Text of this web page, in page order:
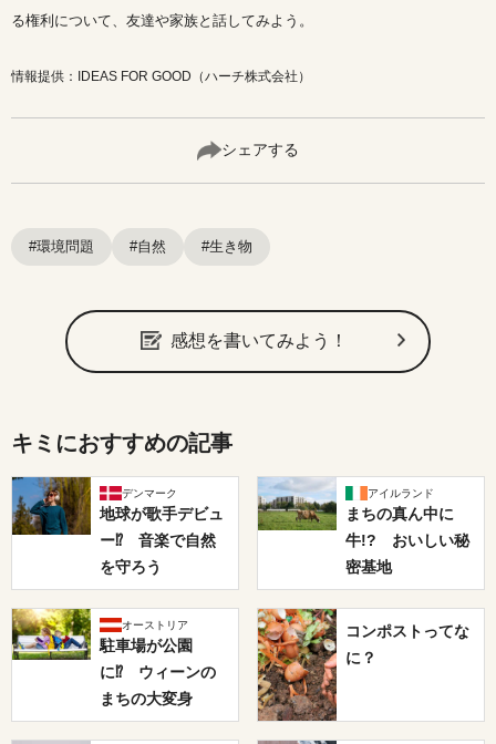
る権利について、友達や家族と話してみよう。
情報提供：IDEAS FOR GOOD（ハーチ株式会社）
シェアする
#環境問題 #自然 #生き物
感想を書いてみよう！
キミにおすすめの記事
デンマーク
地球が歌手デビュ
ー⁉ 音楽で自然
を守ろう
アイルランド
まちの真ん中に
牛!? おいしい秘
密基地
オーストリア
駐車場が公園
に⁉ ウィーンの
まちの大変身
コンポストってな
に？